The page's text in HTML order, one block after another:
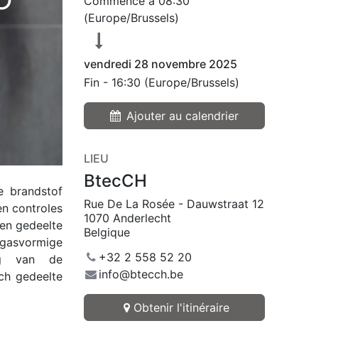
brandstof
controles
gedeelte
van de
gedeelte
(Europe/Brussels)
vendredi 28 novembre 2025
Fin - 16:30 (Europe/Brussels)
Ajouter au calendrier
LIEU
BtecCH
Rue De La Rosée - Dauwstraat 12
1070 Anderlecht
Belgique
+32 2 558 52 20
info@btecch.be
Obtenir l'itinéraire